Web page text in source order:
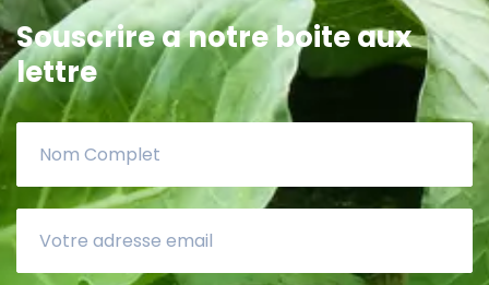
Souscrire a notre boite aux
lettre